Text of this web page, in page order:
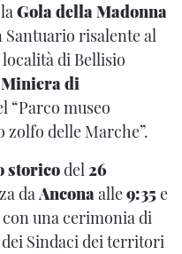
Gola della Madonna
Santuario risalente al
di Bellisio
Miniera di
“Parco museo
delle Marche”.
storicodel26
daAnconaalle9:35e
con una cerimonia di
Sindaci dei territori